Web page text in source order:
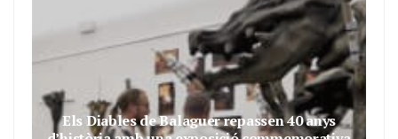
Els Diables de Balaguer repassen 40 anys